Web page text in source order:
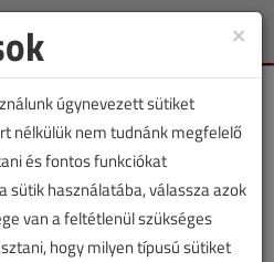
Toggle
×
úgynevezett sütiket
nélkülük nem tudnánk megfelelő
és fontos funkciókat
sütik használatába, válassza azok
van a feltétlenül szükséges
hogy milyen típusú sütiket